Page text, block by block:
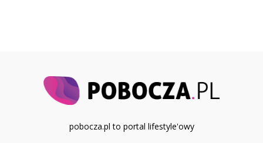
pobocza.pl to portal lifestyle'owy